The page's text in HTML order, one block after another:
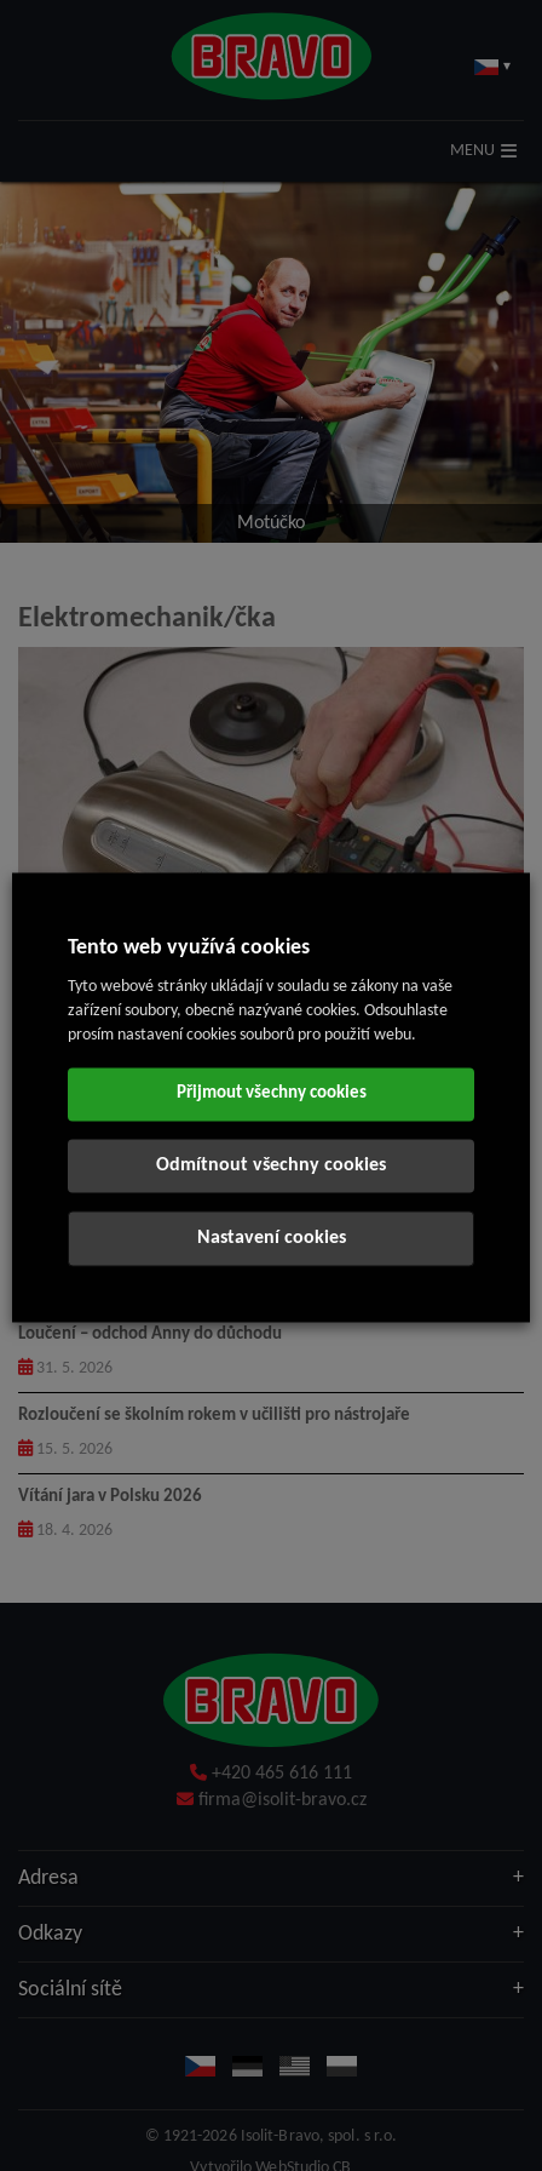
▾
MENU
Motúčko
Elektromechanik/čka
18. 7. 2024
Nejnovější články
Příměstský tábor Isolit-Bravo 2026
Loučení – odchod Anny do důchodu
31. 5. 2026
Rozloučení se školním rokem v učilišti pro nástrojaře
15. 5. 2026
Vítání jara v Polsku 2026
18. 4. 2026
+420 465 616 111
firma@isolit-bravo.cz
Adresa
Odkazy
Sociální sítě
© 1921-2026 Isolit-Bravo, spol. s r.o.
Tento web využívá cookies
Tyto webové stránky ukládají v souladu se zákony na vaše
zařízení soubory, obecně nazývané cookies. Odsouhlaste
prosím nastavení cookies souborů pro použití webu.
Přijmout všechny cookies
Odmítnout všechny cookies
Nastavení cookies